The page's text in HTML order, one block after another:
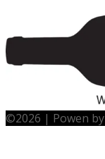
©2026 | Powen by